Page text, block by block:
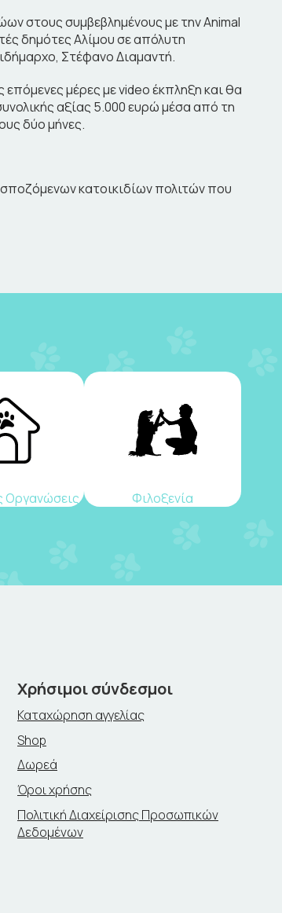
στους συμβεβλημένους με την Animal
δημότες Αλίμου σε απόλυτη
Στέφανο Διαμαντή.
μέρες με video έκπληξη και θα
αξίας 5.000 ευρώ μέσα από τη
δύο μήνες.
κατοικιδίων πολιτών που
Οργανώσεις Φιλοξενία
Χρήσιμοι σύνδεσμοι
Καταχώρηση αγγελίας
Shop
Δωρεά
Όροι χρήσης
Πολιτική Διαχείρισης Προσωπικών
Δεδομένων